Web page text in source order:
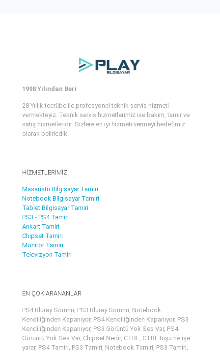
1998 Yılından Beri
28 Yıllık tecrübe ile profesyonel teknik servis hizmeti
vermekteyiz. Teknik servis hizmetlerimiz ise bakım, tamir ve
satış hizmetleridir. Sizlere en iyi hizmeti vermeyi hedefimiz
olarak belirledik.
HİZMETLERİMİZ
Masaüstü Bilgisayar Tamiri
Notebook Bilgisayar Tamiri
Tablet Bilgisayar Tamiri
PS3 - PS4 Tamiri
Ankart Tamiri
Chipset Tamiri
Monitör Tamiri
Televizyon Tamiri
EN ÇOK ARANANLAR
PS4 Bluray Sorunu, PS3 Bluray Sorunu, Notebook
Kendiliğinden Kapanıyor, PS4 Kendiliğinden Kapanıyor, PS3
Kendiliğinden Kapanıyor, PS3 Görüntü Yok Ses Var, PS4
Görüntü Yok Ses Var, Chipset Nedir, CTRL, CTRL tuşu ne işe
yarar, PS4 Tamiri, PS3 Tamiri, Notebook Tamiri, PS3 Tamiri,